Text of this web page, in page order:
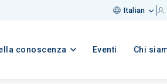
Italian
conoscenza Eventi Chi